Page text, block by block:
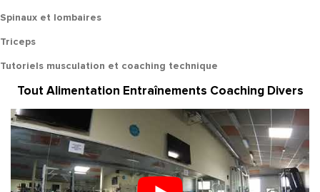
Spinaux et lombaires
Triceps
Tutoriels musculation et coaching technique
Tout Alimentation Entraînements Coaching Divers